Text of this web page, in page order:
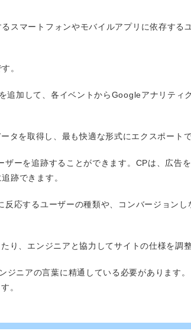
スマートフォンやモバイルアプリに依存する
。
加して、各イベントからGoogleアナリティ
を取得し、最も快適な形式にエクスポートで
ーを追跡することができます。CPは、広告
跡できます。
応するユーザーの種類や、コンバージョン
り、エンジニアと協力してサイトの仕様を調
ニアの言葉に精通している必要があります。
。